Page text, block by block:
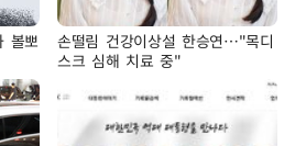
볼뽀
손떨림 건강이상설 한승연…"목디
스크 심해 치료 중"